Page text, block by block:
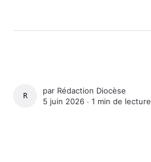
RÉDACTION DIOCÈSE
par Rédaction Diocèse
5 juin 2026 ∙1 min de lecture